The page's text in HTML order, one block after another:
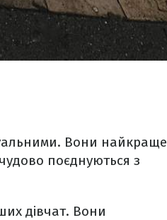
Вони найкраще
поєднуються з
дівчат. Вони